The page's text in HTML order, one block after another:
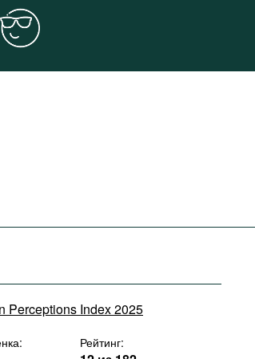
Perceptions Index 2025
Рейтинг: